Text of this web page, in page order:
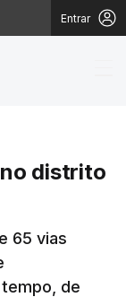
Entrar
distrito
65 vias
de